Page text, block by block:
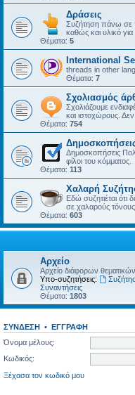
Δράσεις
Συζήτηση πάνω σε
καθώς και υλικό για
Θέματα: 5
International
threads in other
Θέματα: 7
Σχολιασμός
Σχολιάζουμε
και ιστοχώρους.
Θέματα: 754
Δημοσκοπήσεις
φίλοι του κόμματος.
Θέματα: 113
Χαλαρή
Εδώ συζητιέται ότι
σε χαλαρούς τόνους.
Θέματα: 603
Αρχείο
Αρχείο διάφορων
Υπο-συζητήσεις:
Συναντήσεις
Θέματα: 1803
ΣΎΝΔΕΣΗ • ΕΓΓΡΑΦΉ
Όνομα μέλους:
Κωδικός:
Ξέχασα τον κωδικό μου